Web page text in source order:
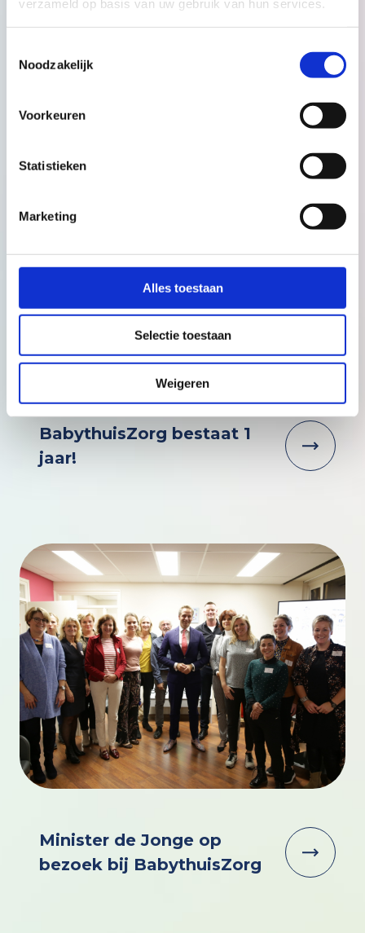
verzameld op basis van uw gebruik van hun services.
Noodzakelijk
Voorkeuren
Statistieken
Marketing
Alles toestaan
Selectie toestaan
Weigeren
BabythuisZorg bestaat 1
jaar!
Minister de Jonge op
bezoek bij BabythuisZorg